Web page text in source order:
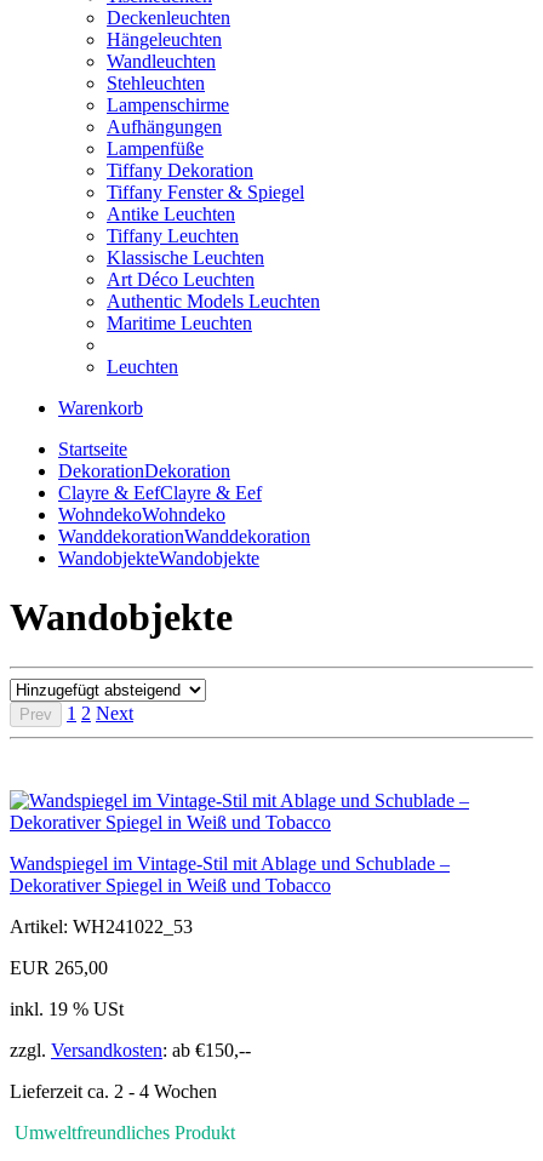
Deckenleuchten
Hängeleuchten
Wandleuchten
Stehleuchten
Lampenschirme
Aufhängungen
Lampenfüße
Tiffany Dekoration
Tiffany Fenster & Spiegel
Antike Leuchten
Tiffany Leuchten
Klassische Leuchten
Art Déco Leuchten
Authentic Models Leuchten
Maritime Leuchten
Leuchten
Warenkorb
Startseite
DekorationDekoration
Clayre & EefClayre & Eef
WohndekoWohndeko
WanddekorationWanddekoration
WandobjekteWandobjekte
Wandobjekte
Prev 1 2 Next
Wandspiegel im Vintage-Stil mit Ablage und Schublade –
Dekorativer Spiegel in Weiß und Tobacco
Artikel: WH241022_53
EUR 265,00
inkl. 19 % USt
zzgl. Versandkosten: ab €150,--
Lieferzeit ca. 2 - 4 Wochen
Umweltfreundliches Produkt